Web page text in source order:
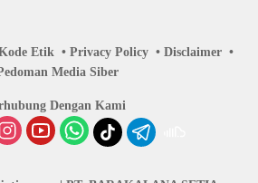
Etik Privacy Policy
Disclaimer
Media Siber
Dengan Kami